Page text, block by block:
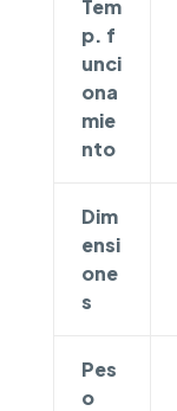
Tem
p. f
unci
ona
mie
nto
Dim
ensi
one
s
Pes
o